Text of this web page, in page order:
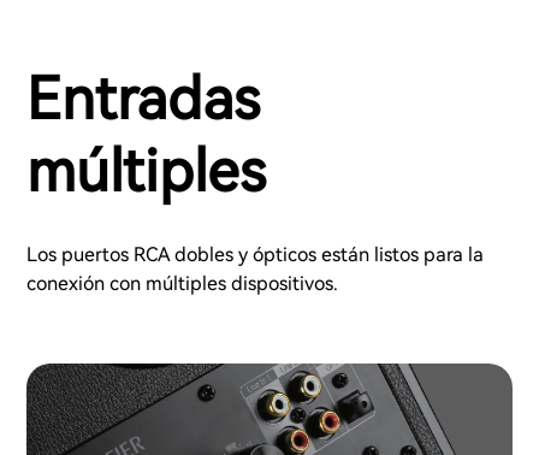
Entradas
múltiples
Los puertos RCA dobles y ópticos están listos para la
conexión con múltiples dispositivos.